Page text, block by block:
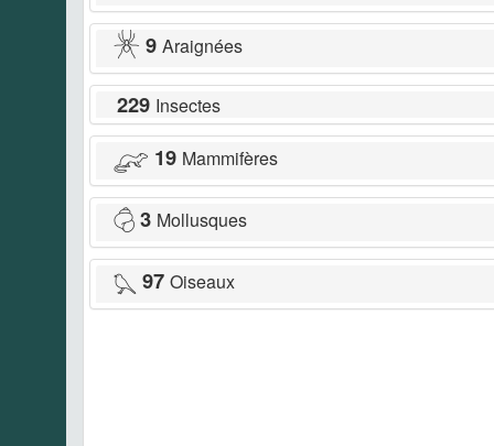
9 Araignées
229 Insectes
19 Mammifères
3 Mollusques
97 Oiseaux